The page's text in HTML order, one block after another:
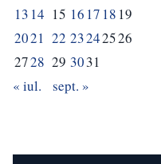
13 14 15 16 17 18 19
2021 22 23242526
2728 29 3031
« iul.
sept. »